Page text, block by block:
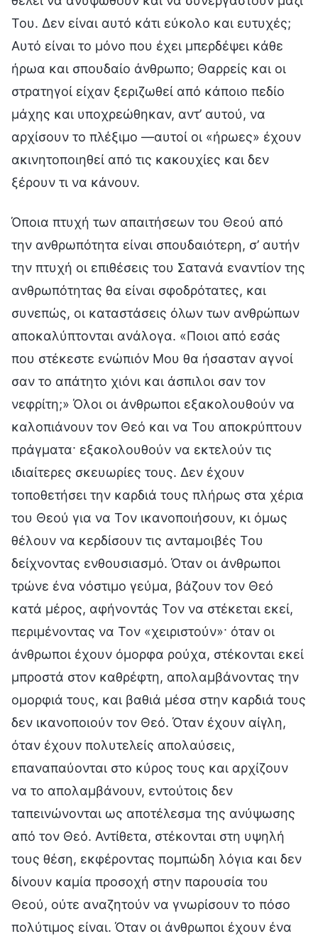
Του. Δεν είναι αυτό κάτι εύκολο και ευτυχές;
Αυτό είναι το μόνο που έχει μπερδέψει κάθε
ήρωα και σπουδαίο άνθρωπο; Θαρρείς και οι
στρατηγοί είχαν ξεριζωθεί από κάποιο πεδίο
μάχης και υποχρεώθηκαν, αντ’ αυτού, να
αρχίσουν το πλέξιμο —αυτοί οι «ήρωες» έχουν
ακινητοποιηθεί από τις κακουχίες και δεν
ξέρουν τι να κάνουν.
Όποια πτυχή των απαιτήσεων του Θεού από
την ανθρωπότητα είναι σπουδαιότερη, σ’ αυτήν
την πτυχή οι επιθέσεις του Σατανά εναντίον της
ανθρωπότητας θα είναι σφοδρότατες, και
συνεπώς, οι καταστάσεις όλων των ανθρώπων
αποκαλύπτονται ανάλογα. «Ποιοι από εσάς
που στέκεστε ενώπιόν Μου θα ήσασταν αγνοί
σαν το απάτητο χιόνι και άσπιλοι σαν τον
νεφρίτη;» Όλοι οι άνθρωποι εξακολουθούν να
καλοπιάνουν τον Θεό και να Του αποκρύπτουν
πράγματα· εξακολουθούν να εκτελούν τις
ιδιαίτερες σκευωρίες τους. Δεν έχουν
τοποθετήσει την καρδιά τους πλήρως στα χέρια
του Θεού για να Τον ικανοποιήσουν, κι όμως
θέλουν να κερδίσουν τις ανταμοιβές Του
δείχνοντας ενθουσιασμό. Όταν οι άνθρωποι
τρώνε ένα νόστιμο γεύμα, βάζουν τον Θεό
κατά μέρος, αφήνοντάς Τον να στέκεται εκεί,
περιμένοντας να Τον «χειριστούν»· όταν οι
άνθρωποι έχουν όμορφα ρούχα, στέκονται εκεί
μπροστά στον καθρέφτη, απολαμβάνοντας την
ομορφιά τους, και βαθιά μέσα στην καρδιά τους
δεν ικανοποιούν τον Θεό. Όταν έχουν αίγλη,
όταν έχουν πολυτελείς απολαύσεις,
επαναπαύονται στο κύρος τους και αρχίζουν
να το απολαμβάνουν, εντούτοις δεν
ταπεινώνονται ως αποτέλεσμα της ανύψωσης
από τον Θεό. Αντίθετα, στέκονται στη υψηλή
τους θέση, εκφέροντας πομπώδη λόγια και δεν
δίνουν καμία προσοχή στην παρουσία του
Θεού, ούτε αναζητούν να γνωρίσουν το πόσο
πολύτιμος είναι. Όταν οι άνθρωποι έχουν ένα